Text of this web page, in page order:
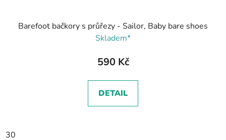
Barefoot bačkory s průřezy - Sailor, Baby bare shoes
Skladem*
590 Kč
DETAIL
30